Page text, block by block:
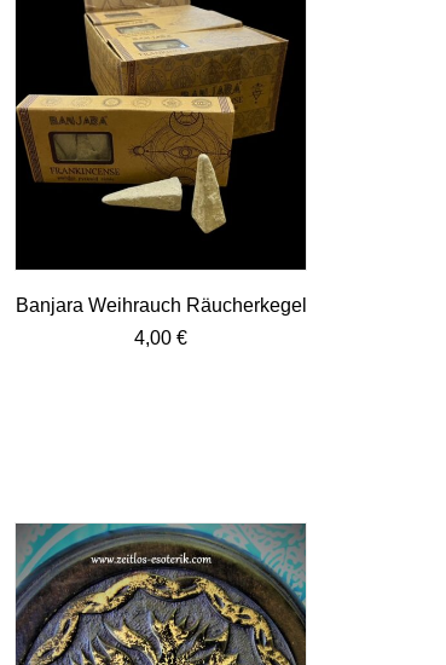
Banjara Weihrauch Räucherkegel
4,00 €